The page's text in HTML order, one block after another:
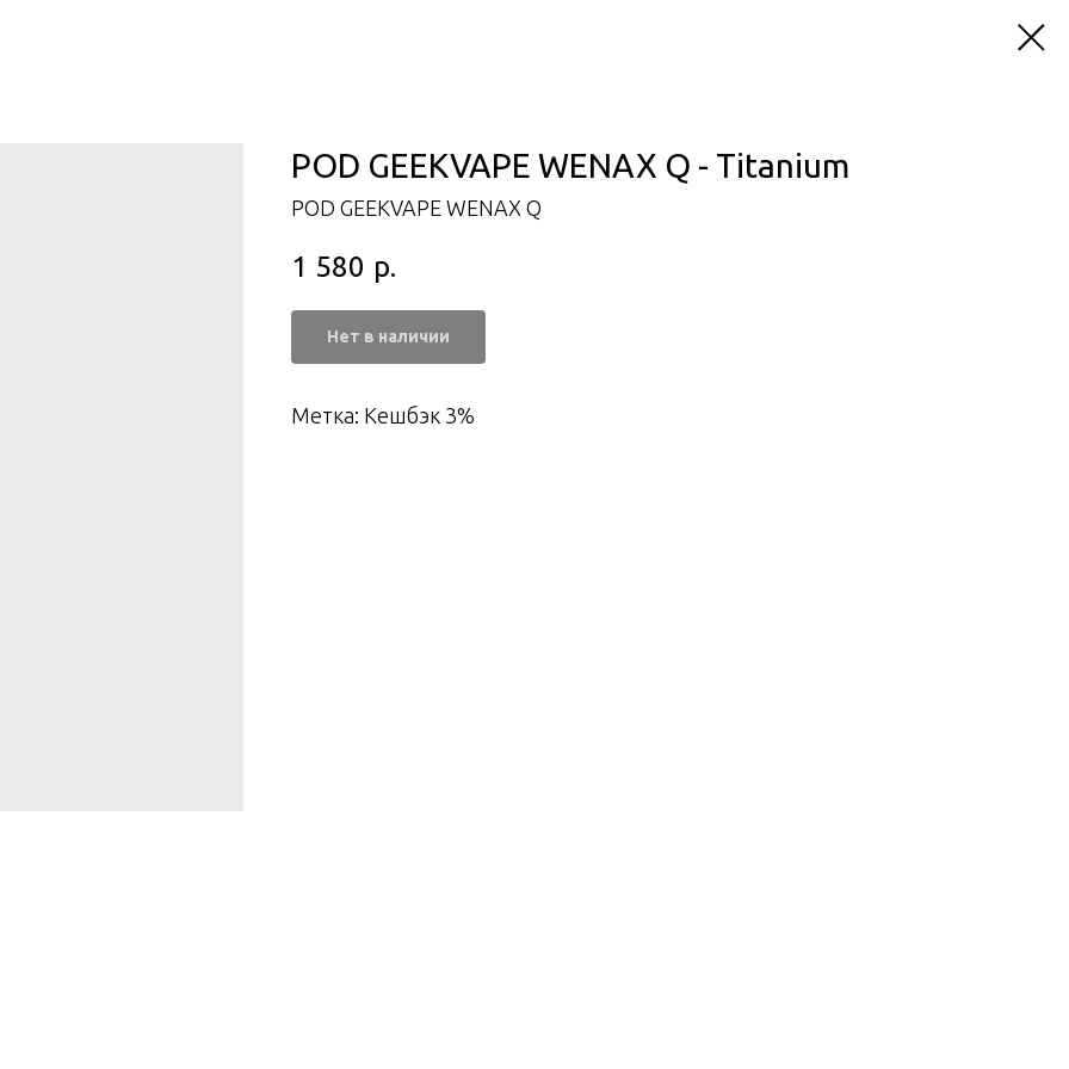
POD GEEKVAPE WENAX Q - Titanium
POD GEEKVAPE WENAX Q
1 580 р.
Нет в наличии
Метка: Кешбэк 3%